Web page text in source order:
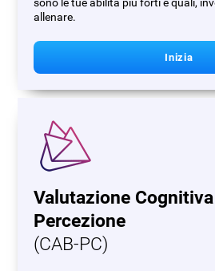
sono le tue abilità più forti e quali,
allenare.
Inizia
Valutazione
Percezione
(CAB-PC)